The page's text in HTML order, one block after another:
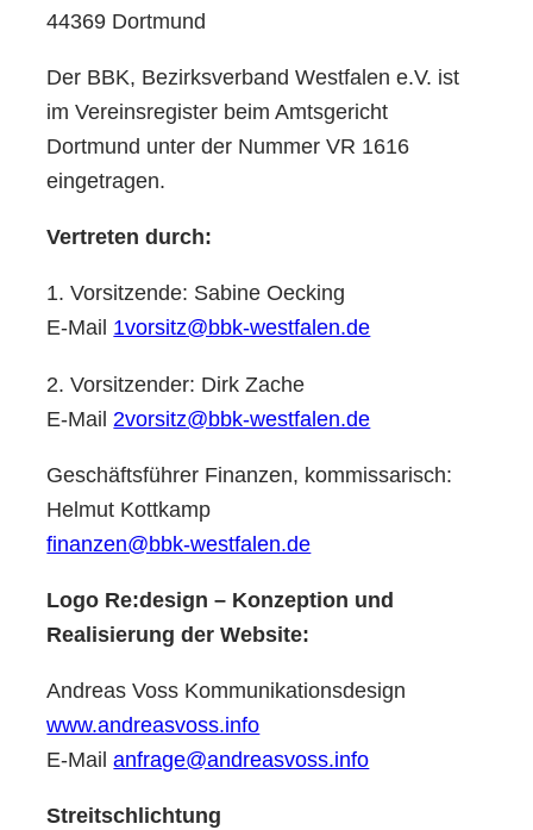
44369 Dortmund
Der BBK, Bezirksverband Westfalen e.V. ist
im Vereinsregister beim Amtsgericht
Dortmund unter der Nummer VR 1616
eingetragen.
Vertreten durch:
1. Vorsitzende: Sabine Oecking
E-Mail 1vorsitz@bbk-westfalen.de
2. Vorsitzender: Dirk Zache
E-Mail 2vorsitz@bbk-westfalen.de
Geschäftsführer Finanzen, kommissarisch:
Helmut Kottkamp
finanzen@bbk-westfalen.de
Logo Re:design – Konzeption und
Realisierung der Website:
Andreas Voss Kommunikationsdesign
www.andreasvoss.info
E-Mailanfrage@andreasvoss.info
Streitschlichtung